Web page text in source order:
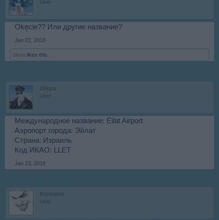
User
Okęcie?? Или другие название?
Jan 22, 2018
olexa likes this.
olexa
User
Международное название: Eilat Airport
Аэропорт города: Эйлат
Страна: Израиль
Код ИКАО: LLET
Jan 23, 2018
trumens
User